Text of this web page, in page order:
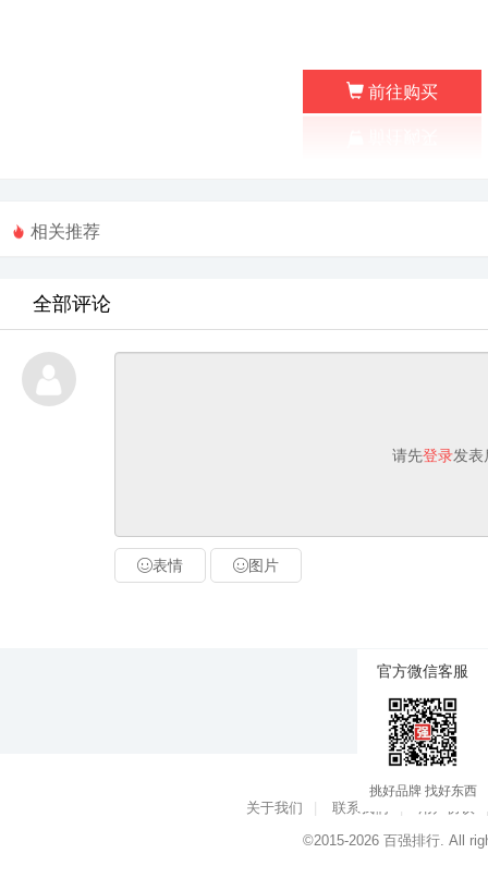
前往购买
相关推荐
全部评论
请先登录发表
表情 图片
关于我们 联系我们 | 用户协议
|
©2015-2026 百强排行. All
官方微信客服
挑好品牌 找好东西